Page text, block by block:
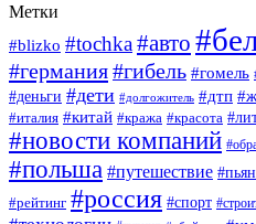
Метки
#blizko #tochka#авто
#германия#гибель #гомель
#деньги #дети #долгожитель #дтп
#италия #китай #кража #красота
#новости компаний
#польша #путешествие
#рейтинг #россия #спорт